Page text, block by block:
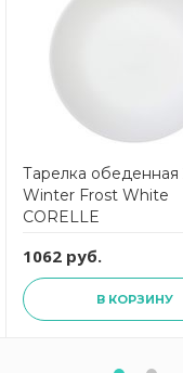
Тарелка обеденная
Winter Frost White
CORELLE
1062 руб.
В КОРЗИНУ